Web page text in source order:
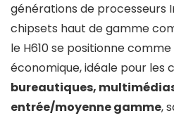
générations de processeurs
chipsets haut de gamme
le H610 se positionne
économique, idéale pour les
bureautiques,
entrée/moyenne gamme,